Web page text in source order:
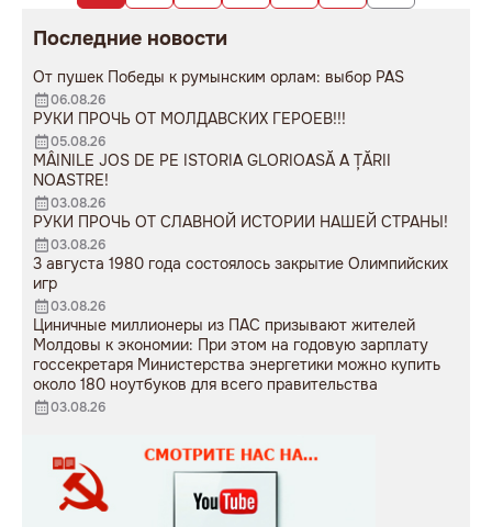
Последние новости
От пушек Победы к румынским орлам: выбор PAS
06.08.26
РУКИ ПРОЧЬ ОТ МОЛДАВСКИХ ГЕРОЕВ!!!
05.08.26
MÂINILE JOS DE PE ISTORIA GLORIOASĂ A ȚĂRII
NOASTRE!
03.08.26
РУКИ ПРОЧЬ ОТ СЛАВНОЙ ИСТОРИИ НАШЕЙ СТРАНЫ!
03.08.26
3 августа 1980 года состоялось закрытие Олимпийских
игр
03.08.26
Циничные миллионеры из ПАС призывают жителей
Молдовы к экономии: При этом на годовую зарплату
госсекретаря Министерства энергетики можно купить
около 180 ноутбуков для всего правительства
03.08.26